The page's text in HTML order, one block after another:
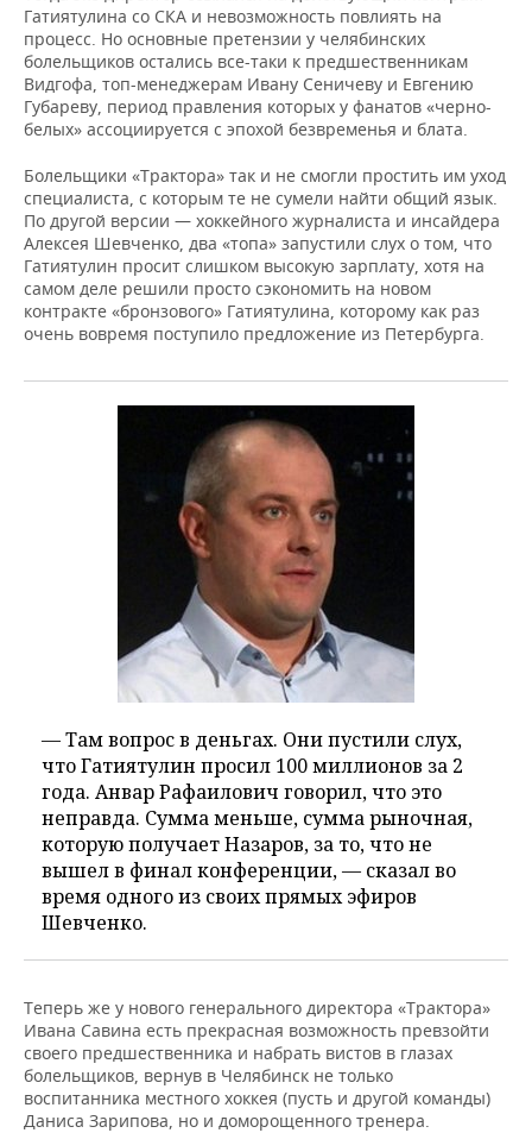
Гатиятулина со СКА и невозможность повлиять на
процесс. Но основные претензии у челябинских
болельщиков остались все-таки к предшественникам
Видгофа, топ-менеджерам Ивану Сеничеву и Евгению
Губареву, период правления которых у фанатов «черно-
белых» ассоциируется с эпохой безвременья и блата.
Болельщики «Трактора» так и не смогли простить им уход
специалиста, с которым те не сумели найти общий язык.
По другой версии — хоккейного журналиста и инсайдера
Алексея Шевченко, два «топа» запустили слух о том, что
Гатиятулин просит слишком высокую зарплату, хотя на
самом деле решили просто сэкономить на новом
контракте «бронзового» Гатиятулина, которому как раз
очень вовремя поступило предложение из Петербурга.
— Там вопрос в деньгах. Они пустили слух,
что Гатиятулин просил 100 миллионов за 2
года. Анвар Рафаилович говорил, что это
неправда. Сумма меньше, сумма рыночная,
которую получает Назаров, за то, что не
вышел в финал конференции, — сказал во
время одного из своих прямых эфиров
Шевченко.
Теперь же у нового генерального директора «Трактора»
Ивана Савина есть прекрасная возможность превзойти
своего предшественника и набрать вистов в глазах
болельщиков, вернув в Челябинск не только
воспитанника местного хоккея (пусть и другой команды)
Даниса Зарипова, но и доморощенного тренера.